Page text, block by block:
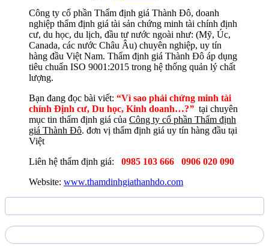
Công ty cổ phần Thẩm định giá Thành Đô, doanh
nghiệp thẩm định giá tài sản chứng minh tài chính định
cư, du học, du lịch, đầu tư nước ngoài như: (Mỹ, Úc,
Canada, các nước Châu Âu) chuyên nghiệp, uy tín
hàng đầu Việt Nam. Thẩm định giá Thành Đô áp dụng
tiêu chuẩn ISO 9001:2015 trong hệ thống quản lý chất
lượng.
Bạn đang đọc bài viết: “Vì sao phải chứng minh tài
chính Định cư, Du học, Kinh doanh…?” tại chuyên
mục tin thẩm định giá của Công ty cổ phần Thẩm định
giá Thành Đô. đơn vị thẩm định giá uy tín hàng đầu tại
Việt
Liên hệ thẩm định giá:
0985 103 666
0906 020 090
Website: www.thamdinhgiathanhdo.com